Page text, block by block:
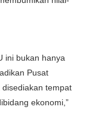
ini bukan hanya
Pusat
tempat
ekonomi,”